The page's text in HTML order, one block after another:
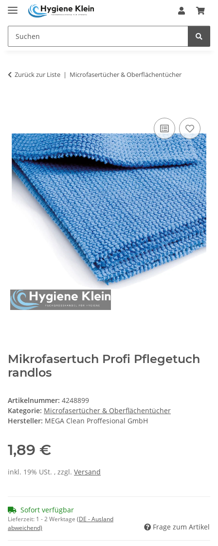
Zurück zur Liste Microfasertücher & Oberflächentücher
Mikrofasertuch Profi Pflegetuch
randlos
Artikelnummer: 4248899
Kategorie: Microfasertücher & Oberflächentücher
Hersteller: MEGA Clean Proffesional GmbH
1,89 €
inkl. 19% USt. , zzgl. Versand
Sofort verfügbar
Lieferzeit: 1 - 2 Werktage (DE - Ausland
abweichend)
Frage zum Artikel